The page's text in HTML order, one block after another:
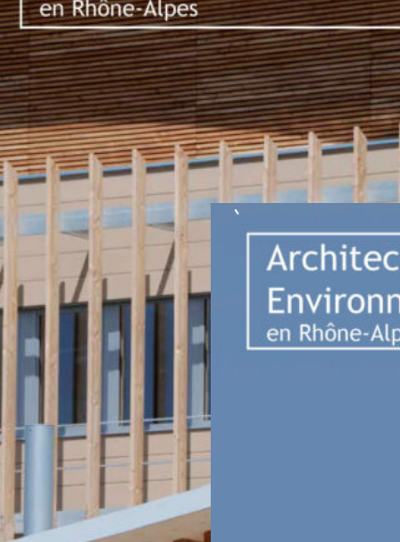
2022-Collège
Samuel–Paty, la
construction d’un
collège
intercommunal à
Valenton (94)
Dossier de presse